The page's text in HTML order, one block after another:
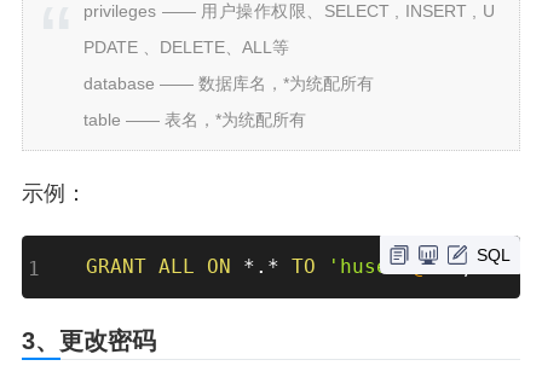
privileges —— 用户操作权限、SELECT , INSERT , U
PDATE 、DELETE、ALL等
database —— 数据库名，*为统配所有
table —— 表名，*为统配所有
示例：
SQL
GRANT ALL ON * . * TO 'husen' @'%';
3、更改密码